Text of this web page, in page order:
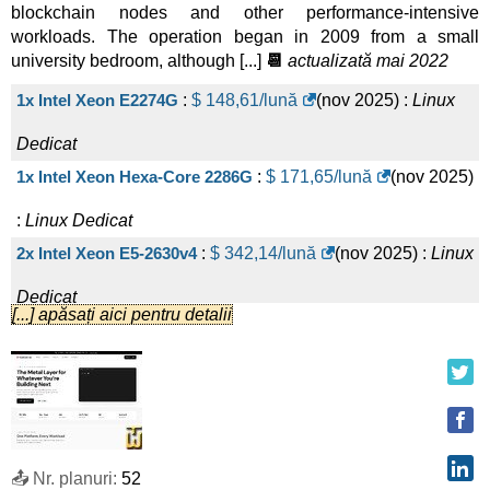
Linux/Windows Dedicat
Xeon-E-64-NVMe: £ 55,00/lună (£ 110,00 după 1 lu.)(apr
2026) : Linux/Windows Dedicat
Dedicat
(apr 2026) :Linux/Windows Dedicat
Linux/Windows Dedicat
Ryzen 5 - Storage
apr
2026 Linux/Windows
E3-1270-64-HDD:
Linux/Windows Dedicat
blockchain nodes and other performance-intensive
workloads. The operation began in 2009 from a small
university bedroom, although [...] 📆 actualizată mai 2022
1x Intel Xeon E2274G : $ 148,61/lună (nov 2025) : Linux
Dedicat
1x Intel Xeon Hexa-Core 2286G : $ 171,65/lună (nov 2025)
: Linux Dedicat
2x Intel Xeon E5-2630v4: $ 342,14/lună (nov 2025) : Linux
Dedicat
2x Intel Xeon Gold 5118:$ 345,60
Dedicat
2x Intel Xeon E5-2620v4
Linux
2x Intel Xeon 5318Y
[...] apăsați aici pentru detalii
📤 Nr. planuri: 52